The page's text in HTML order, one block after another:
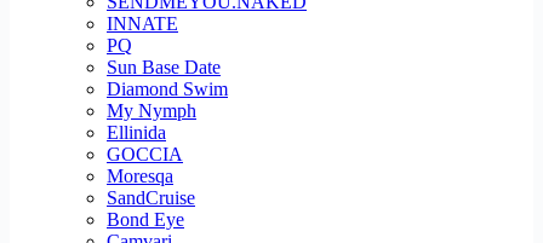
INNATE
PQ
Sun Base Date
Diamond Swim
My Nymph
Ellinida
GOCCIA
Moresqa
SandCruise
Bond Eye